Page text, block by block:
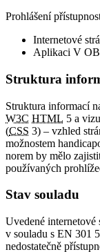
Prohlášení
Internetové
Aplikaci V
Struktura
Struktura informací
W3C HTML 5 a
(CSS 3) – vzhled
možnostem
norem by mělo
používaných
Stav souladu
Uvedené internetové
v souladu s EN 301
nedostatečně